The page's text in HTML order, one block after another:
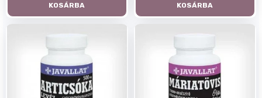
KOSÁRBA KOSÁRBA